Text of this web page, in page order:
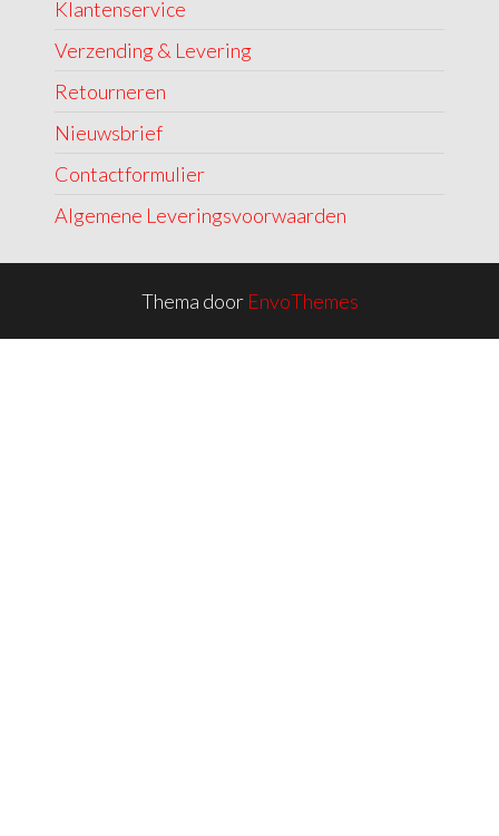
Klantenservice
Verzending & Levering
Retourneren
Nieuwsbrief
Contactformulier
Algemene Leveringsvoorwaarden
Thema door EnvoThemes